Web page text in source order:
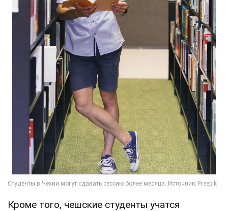
Кроме того, чешские студенты учатся